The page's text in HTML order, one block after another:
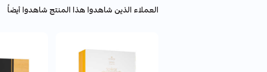
العملاء الذين شاهدوا هذا المنتج شاهدوا أيضاً